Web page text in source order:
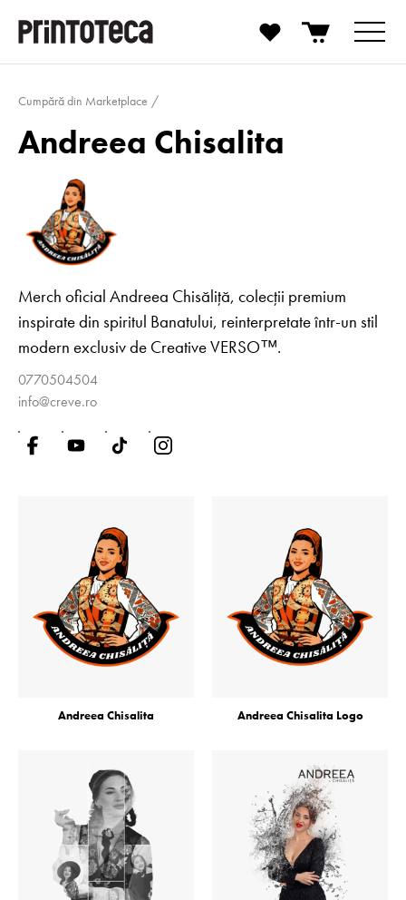
Cumpără din Marketplace
Andreea Chisalita
Merch oficial Andreea Chisăliță, colecții premium
inspirate din spiritul Banatului, reinterpretate într-un stil
modern exclusiv de Creative VERSO™.
0770504504
info@creve.ro
Andreea Chisalita Andreea Chisalita Logo